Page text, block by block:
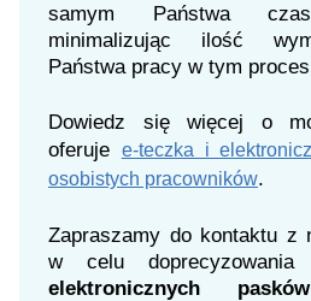
samym Państwa
minimalizując ilość
Państwa pracy w tym
Dowiedz się więcej o
oferuje e-teczka i
osobistych pracowników.
Zapraszamy do kontaktu z
w celu doprecyzowania
elektronicznych